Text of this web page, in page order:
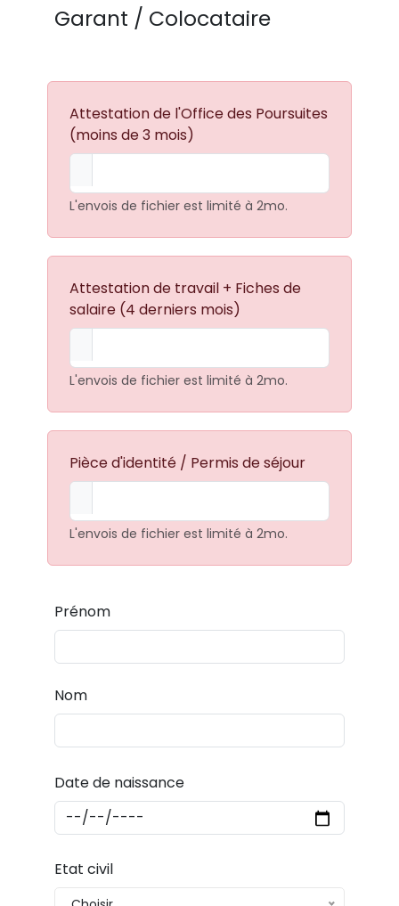
Garant / Colocataire
Attestation de l'Office des Poursuites
(moins de 3 mois)
L'envois de fichier est limité à 2mo.
Attestation de travail + Fiches de
salaire (4 derniers mois)
L'envois de fichier est limité à 2mo.
Pièce d'identité / Permis de séjour
L'envois de fichier est limité à 2mo.
Prénom
Nom
Date de naissance
Etat civil